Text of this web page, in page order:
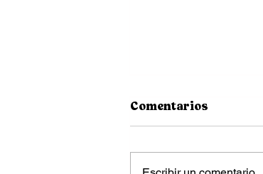
Comentarios